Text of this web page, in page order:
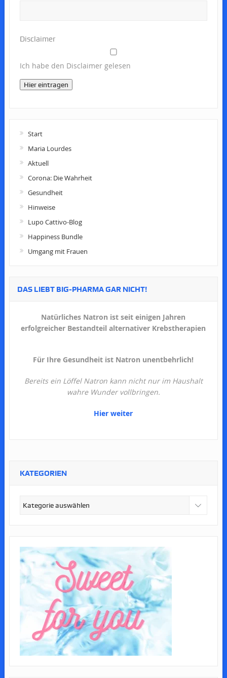
Disclaimer
Ich habe den Disclaimer gelesen
Hier eintragen
Start
Maria Lourdes
Aktuell
Corona: Die Wahrheit
Gesundheit
Hinweise
Lupo Cattivo-Blog
Happiness Bundle
Umgang mit Frauen
DAS LIEBT BIG-PHARMA GAR NICHT!
Natürliches Natron ist seit einigen Jahren
erfolgreicher Bestandteil alternativer Krebstherapien
Für Ihre Gesundheit ist Natron unentbehrlich!
Bereits ein Löffel Natron kann nicht nur im Haushalt
wahre Wunder vollbringen.
Hier weiter
KATEGORIEN